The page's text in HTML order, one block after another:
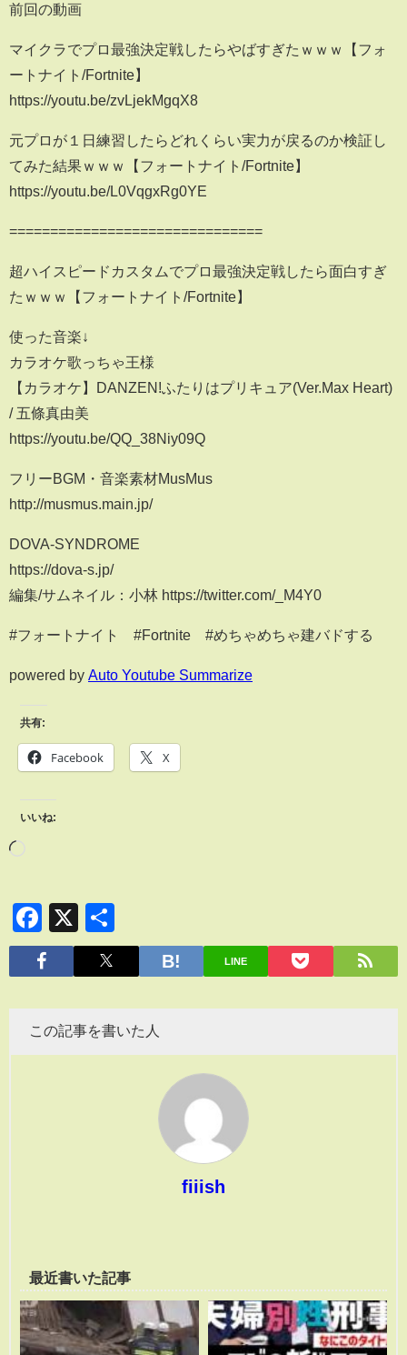
前回の動画
マイクラでプロ最強決定戦したらやばすぎたｗｗｗ【フォ
ートナイト/Fortnite】
https://youtu.be/zvLjekMgqX8
元プロが１日練習したらどれくらい実力が戻るのか検証し
てみた結果ｗｗｗ【フォートナイト/Fortnite】
https://youtu.be/L0VqgxRg0YE
===============================
超ハイスピードカスタムでプロ最強決定戦したら面白すぎ
たｗｗｗ【フォートナイト/Fortnite】
使った音楽↓
カラオケ歌っちゃ王様
【カラオケ】DANZEN!ふたりはプリキュア(Ver.Max Heart)
/ 五條真由美
https://youtu.be/QQ_38Niy09Q
フリーBGM・音楽素材MusMus
http://musmus.main.jp/
DOVA-SYNDROME
https://dova-s.jp/
編集/サムネイル：小林 https://twitter.com/_M4Y0
#フォートナイト #Fortnite #めちゃめちゃ建バドする
powered by Auto Youtube Summarize
共有:
Facebook X
いいね:
Facebook
X
有
LINE
この記事を書いた人
fiiish
最近書いた記事